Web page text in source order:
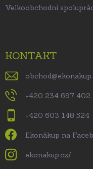
Velkoobchodní
KONTAKT
obchod@
+420 234 697 402
+420 603 148 524
Ekonákup na
ekonakup.cz/